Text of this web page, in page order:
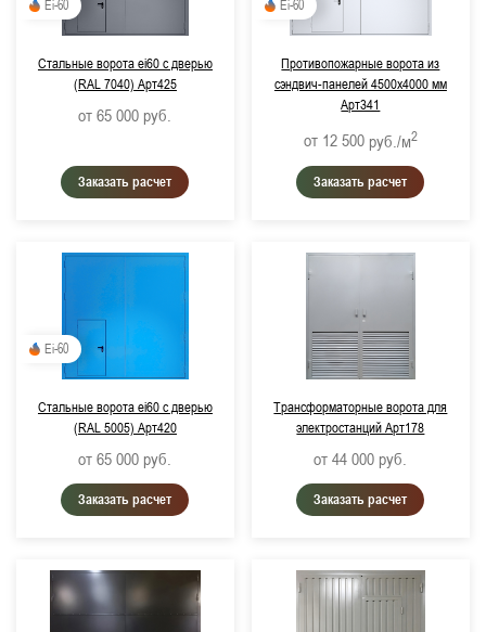
Ei-60
Стальные ворота ei60 с дверью
(RAL 7040) Арт425
от 65 000 руб.
Заказать расчет
Ei-60
Противопожарные ворота из
сэндвич-панелей 4500х4000 мм
Арт341
от 12 500 руб./м2
Заказать расчет
Ei-60
Стальные ворота ei60 с дверью
(RAL 5005) Арт420
от 65 000 руб.
Заказать расчет
Трансформаторные ворота для
электростанций Арт178
от 44 000 руб.
Заказать расчет